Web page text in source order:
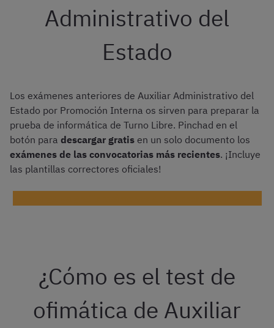
Administrativo del
Estado
Los exámenes anteriores de Auxiliar Administrativo del
Estado por Promoción Interna os sirven para preparar la
prueba de informática de Turno Libre. Pinchad en el
botón para descargar gratis en un solo documento los
exámenes de las convocatorias más recientes. ¡Incluye
las plantillas correctores oficiales!
¿Cómo es el test de
ofimática de Auxiliar